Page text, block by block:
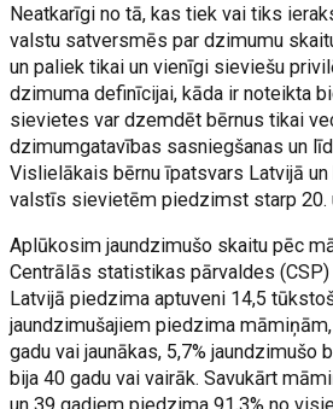
Neatkarīgi no tā, kas tiek vai tiks
valstu satversmēs par dzimumu
un paliek tikai un vienīgi sieviešu
dzimuma definīcijai, kāda ir noteikta
sievietes var dzemdēt bērnus tikai
dzimumgatavības sasniegšanas un
Vislielākais bērnu īpatsvars Latvijā
valstīs sievietēm piedzimst starp 20.
Aplūkosim jaundzimušo skaitu pēc
Centrālās statistikas pārvaldes
Latvijā piedzima aptuveni 14,5
jaundzimušajiem piedzima
gadu vai jaunākas, 5,7% jaundzimušo
bija 40 gadu vai vairāk. Savukārt